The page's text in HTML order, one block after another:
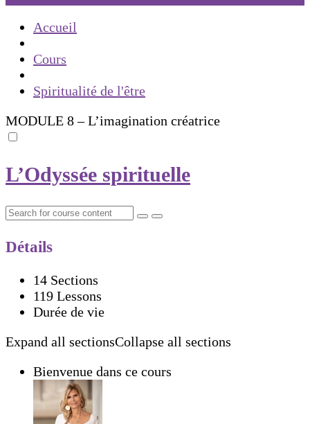
Accueil
Cours
Spiritualité de l'être
MODULE 8 – L’imagination créatrice
L’Odyssée spirituelle
Détails
14 Sections
119 Lessons
Durée de vie
Expand all sectionsCollapse all sections
Bienvenue dans ce cours